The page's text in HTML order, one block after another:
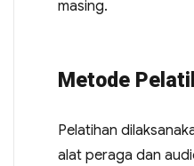
masing.
Metode
Pelatihan
alat peraga dan